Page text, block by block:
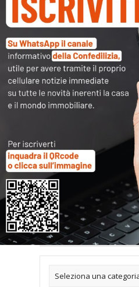
Per accedere a questi
necessario accettare i
ricarica la pagina, se
visualizzi subito il
Articoli collegati
Archivi
Categorie